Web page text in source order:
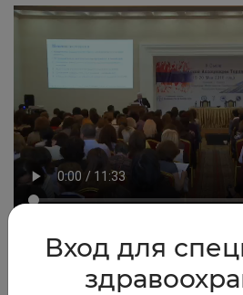
0
Вход для